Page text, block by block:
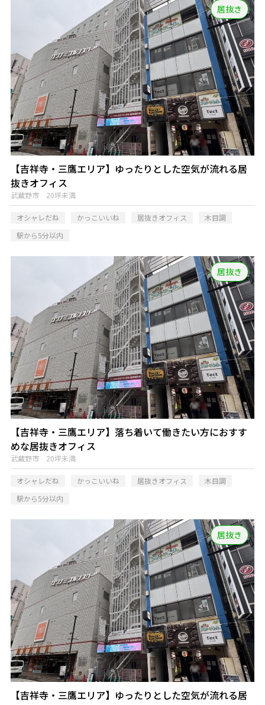
居抜き
【吉祥寺・三鷹エリア】ゆったりとした空気が流れる居
抜きオフィス
武蔵野市 20坪未満
オシャレだね かっこいいね 居抜きオフィス
木目調
駅から5分以内
居抜き
【吉祥寺・三鷹エリア】落ち着いて働きたい方におすす
めな居抜きオフィス
武蔵野市 20坪未満
オシャレだね かっこいいね 居抜きオフィス
木目調
駅から5分以内
居抜き
【吉祥寺・三鷹エリア】ゆったりとした空気が流れる居